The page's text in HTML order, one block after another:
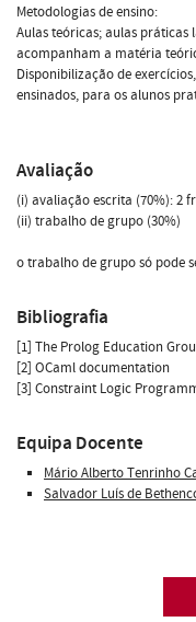
Metodologias de ensino:
Aulas teóricas; aulas
acompanham a matéria
Disponibilização de
ensinados, para os alunos
Avaliação
(i) avaliação escrita (70%): 2
(ii) trabalho de grupo (30%)
o trabalho de grupo só pode
Bibliografia
[1] The Prolog Education
[2] OCaml documentation
[3] Constraint Logic
Equipa Docente
Mário Alberto Tenrinho
Salvador Luís de